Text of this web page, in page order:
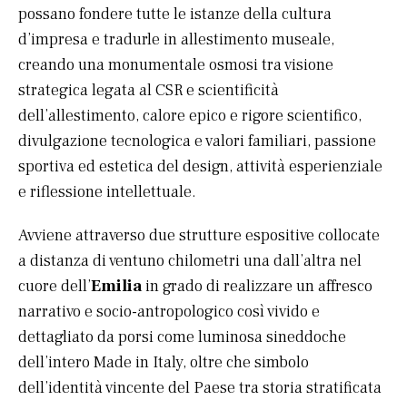
possano fondere tutte le istanze della cultura
d’impresa e tradurle in allestimento museale,
creando una monumentale osmosi tra visione
strategica legata al CSR e scientificità
dell’allestimento, calore epico e rigore scientifico,
divulgazione tecnologica e valori familiari, passione
sportiva ed estetica del design, attività esperienziale
e riflessione intellettuale.
Avviene attraverso due strutture espositive collocate
a distanza di ventuno chilometri una dall’altra nel
cuore dell’Emiliain grado di realizzare un affresco
narrativo e socio-antropologico così vivido e
dettagliato da porsi come luminosa sineddoche
dell’intero Made in Italy, oltre che simbolo
dell’identità vincente del Paese tra storia stratificata